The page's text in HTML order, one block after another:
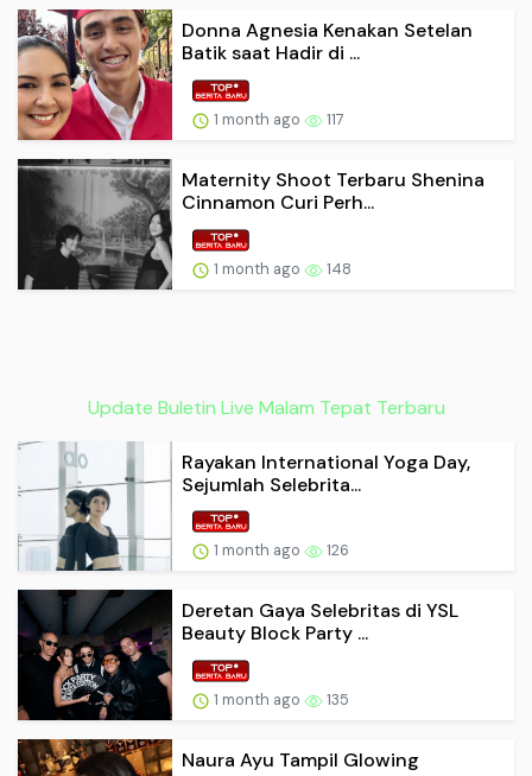
Donna Agnesia Kenakan Setelan
Batik saat Hadir di ...
1 month ago 117
Maternity Shoot Terbaru Shenina
Cinnamon Curi Perh...
1 month ago 148
Update Buletin Live Malam Tepat Terbaru
Rayakan International Yoga Day,
Sejumlah Selebrita...
1 month ago 126
Deretan Gaya Selebritas di YSL
Beauty Block Party ...
1 month ago 135
Naura Ayu Tampil Glowing